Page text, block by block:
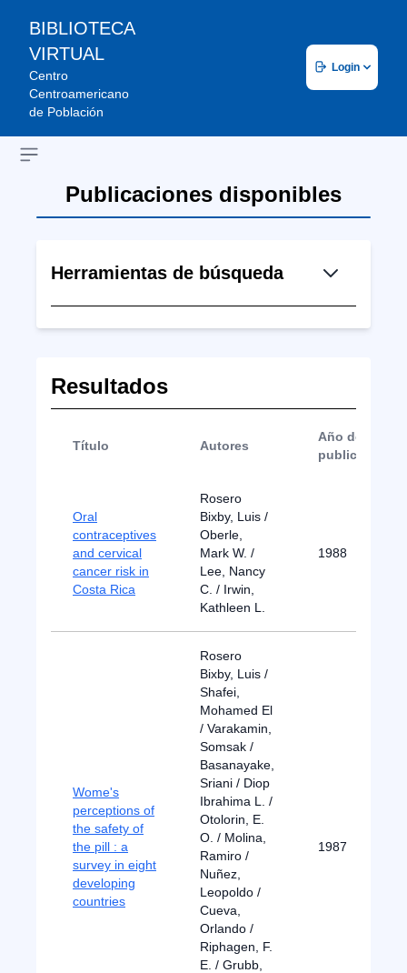
BIBLIOTECA
VIRTUAL
Centro
Centroamericano
de Población
Login
Open sidebar
Publicaciones disponibles
Herramientas de búsqueda
Resultados
Título Autores
Año de
publicación
Oral
contraceptives
and cervical
cancer risk in
Costa Rica
Rosero
Bixby, Luis /
Oberle,
Mark W. /
Lee, Nancy
C. / Irwin,
Kathleen L.
1988
Wome's
perceptions of
the safety of
the pill : a
survey in eight
developing
countries
Rosero
Bixby, Luis /
Shafei,
Mohamed El
/ Varakamin,
Somsak /
Basanayake,
Sriani / Diop
Ibrahima L. /
Otolorin, E.
O. / Molina,
Ramiro /
Nuñez,
Leopoldo /
Cueva,
Orlando /
Riphagen, F.
E. / Grubb,
1987